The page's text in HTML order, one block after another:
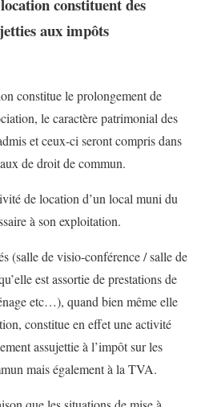
constituent des
aux impôts
constitue le prolongement de
le caractère patrimonial des
et ceux-ci seront compris dans
de droit de commun.
de location d’un local muni du
à son exploitation.
(salle de visio-conférence / salle de
est assortie de prestations de
etc…), quand bien même elle
constitue en effet une activité
assujettie à l’impôt sur les
mais également à la TVA.